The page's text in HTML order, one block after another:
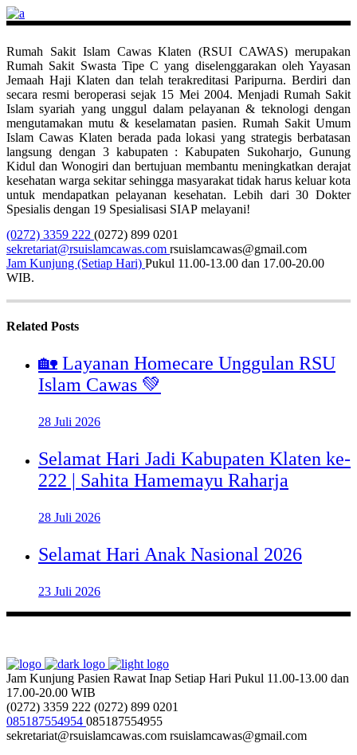
Rumah Sakit Islam Cawas Klaten (RSUI CAWAS) merupakan
Rumah Sakit Swasta Tipe C yang diselenggarakan oleh Yayasan
Jemaah Haji Klaten dan telah terakreditasi Paripurna. Berdiri dan
secara resmi beroperasi sejak 15 Mei 2004. Menjadi Rumah Sakit
Islam syariah yang unggul dalam pelayanan & teknologi dengan
mengutamakan mutu & keselamatan pasien. Rumah Sakit Umum
Islam Cawas Klaten berada pada lokasi yang strategis berbatasan
langsung dengan 3 kabupaten : Kabupaten Sukoharjo, Gunung
Kidul dan Wonogiri dan bertujuan membantu meningkatkan derajat
kesehatan warga sekitar sehingga masyarakat tidak harus keluar kota
untuk mendapatkan pelayanan kesehatan. Lebih dari 30 Dokter
Spesialis dengan 19 Spesialisasi SIAP melayani!
(0272) 3359 222 (0272) 899 0201
sekretariat@rsuislamcawas.com rsuislamcawas@gmail.com
Jam Kunjung (Setiap Hari) Pukul 11.00-13.00 dan 17.00-20.00
WIB.
Related Posts
🏡 Layanan Homecare Unggulan RSU
Islam Cawas 💚
28 Juli 2026
Selamat Hari Jadi Kabupaten Klaten ke-
222 | Sahita Hamemayu Raharja
28 Juli 2026
Selamat Hari Anak Nasional 2026
23 Juli 2026
Jam Kunjung Pasien Rawat Inap Setiap Hari Pukul 11.00-13.00 dan
17.00-20.00 WIB
(0272) 3359 222 (0272) 899 0201
085187554954 085187554955
sekretariat@rsuislamcawas.com rsuislamcawas@gmail.com